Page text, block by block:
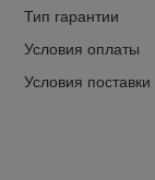
Тип гарантии
Условия оплаты
Условия поставки